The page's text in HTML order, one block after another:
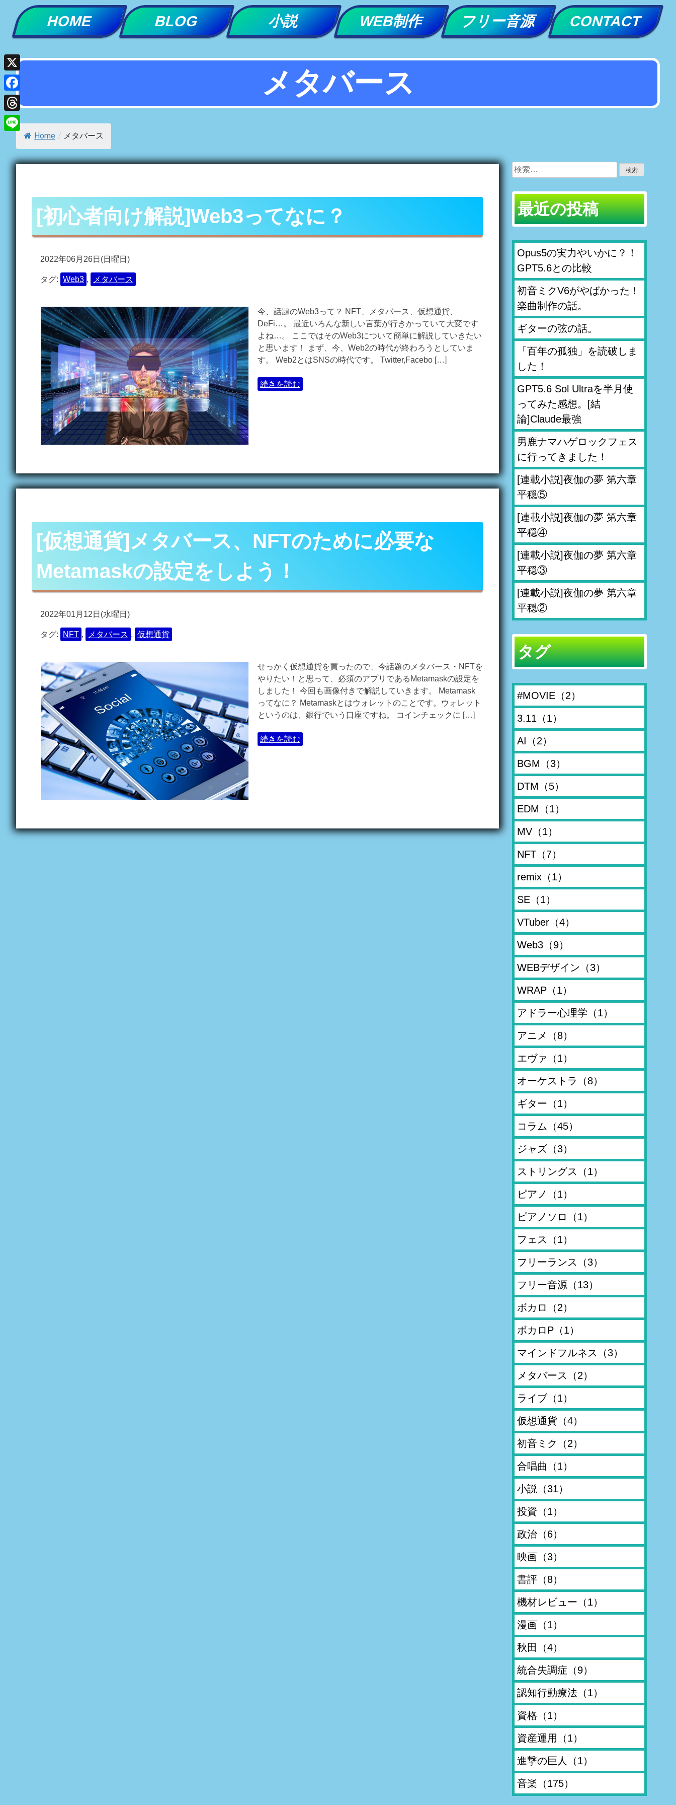
Skip
to
content
HOME BLOG 小説 WEB制作 フリー音源 CONTACT
メタバース
Home / メタバース
[初心者向け解説]Web3ってなに？
2022年06月26日(日曜日)
タグ: Web3 , メタバース
今、話題のWeb3って？ NFT、メタバース、仮想通貨、
DeFi…。 最近いろんな新しい言葉が行きかっていて大変です
よね…。 ここではそのWeb3について簡単に解説していきたい
と思います！ まず、今、Web2の時代が終わろうとしていま
す。 Web2とはSNSの時代です。 Twitter,Facebo […]
続きを読む
[仮想通貨]メタバース、NFTのために必要な
Metamaskの設定をしよう！
2022年01月12日(水曜日)
タグ: NFT , メタバース , 仮想通貨
せっかく仮想通貨を買ったので、今話題のメタバース・NFTを
やりたい！と思って、必須のアプリであるMetamaskの設定を
しました！ 今回も画像付きで解説していきます。 Metamask
ってなに？ Metamaskとはウォレットのことです。ウォレット
というのは、銀行でいう口座ですね。 コインチェックに […]
続きを読む
検
索:
最近の投稿
Opus5の実力やいかに？！
GPT5.6との比較
初音ミクV6がやばかった！
楽曲制作の話。
ギターの弦の話。
「百年の孤独」を読破しま
した！
GPT5.6 Sol Ultraを半月使
ってみた感想。[結
論]Claude最強
男鹿ナマハゲロックフェス
に行ってきました！
[連載小説]夜伽の夢 第六章
平穏⑤
[連載小説]夜伽の夢 第六章
平穏④
[連載小説]夜伽の夢 第六章
平穏③
[連載小説]夜伽の夢 第六章
平穏②
タグ
#MOVIE（2）
3.11 （1）
AI （2）
BGM （3）
DTM （5）
EDM （1）
MV（1）
NFT（7）
remix（1）
SE（1）
VTuber（4）
Web3（9）
WEBデザイン （3）
WRAP（1）
アドラー心理学 （1）
アニメ （8）
エヴァ （1）
オーケストラ （8）
ギター （1）
コラム （45）
ジャズ（3）
ストリングス （1）
ピアノ （1）
ピアノソロ （1）
フェス （1）
フリーランス （3）
フリー音源（13）
ボカロ （2）
ボカロP（1）
マインドフルネス （3）
メタバース （2）
ライブ（1）
仮想通貨（4）
初音ミク （2）
合唱曲 （1）
小説 （31）
投資 （1）
政治（6）
映画（3）
書評（8）
機材レビュー （1）
漫画（1）
秋田 （4）
統合失調症 （9）
認知行動療法（1）
資格 （1）
資産運用 （1）
進撃の巨人 （1）
音楽 （175）
X
Facebook
Threads